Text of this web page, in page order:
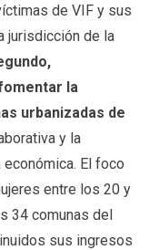
de VIF y sus
jurisdicción de la
la
urbanizadas de
y la
El foco
entre los 20 y
34 comunas del
sus ingresos